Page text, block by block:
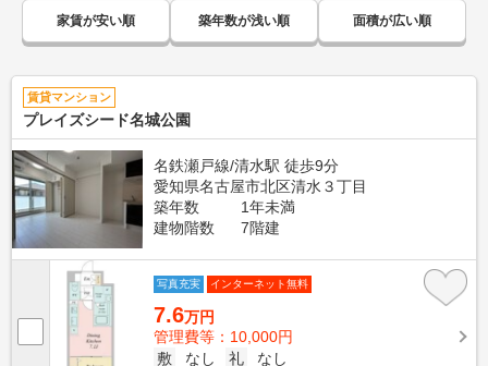
家賃が安い順 築年数が浅い順 面積が広い順
賃貸マンション
プレイズシード名城公園
名鉄瀬戸線/清水駅 徒歩9分
愛知県名古屋市北区清水３丁目
築年数
1年未満
建物階数
7階建
写真充実 インターネット無料
7.6万円
管理費等：10,000円
敷
なし 礼
なし